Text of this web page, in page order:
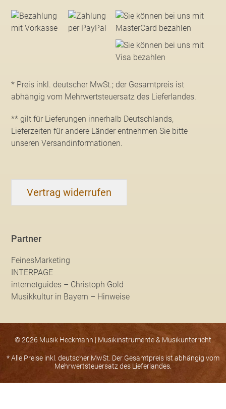
* Preis inkl. deutscher MwSt.; der Gesamtpreis ist
abhängig vom Mehrwertsteuersatz des Lieferlandes.
** gilt für Lieferungen innerhalb Deutschlands,
Lieferzeiten für andere Länder entnehmen Sie bitte
unseren Versandinformationen.
Vertrag widerrufen
Partner
FeinesMarketing
INTERPAGE
internetguides – Christoph Gold
Musikkultur in Bayern – Hinweise
© 2026 Musik Heckmann | Musikinstrumente & Musikunterricht
* Alle Preise inkl. deutscher MwSt. Der Gesamtpreis ist abhängig vom
Mehrwertsteuersatz des Lieferlandes.